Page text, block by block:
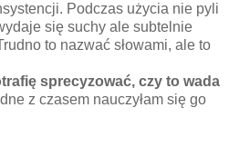
Podczas użycia nie pyli
się suchy ale subtelnie
to nazwać słowami, ale to
sprecyzować, czy to wada
z czasem nauczyłam się go